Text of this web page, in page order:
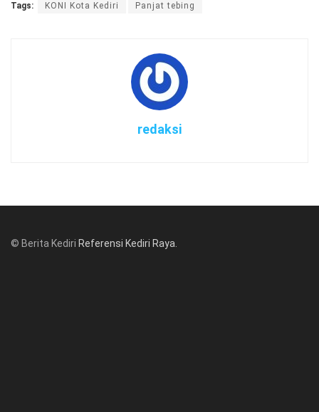
Tags: KONI Kota Kediri Panjat tebing
redaksi
© Berita Kediri Referensi Kediri Raya